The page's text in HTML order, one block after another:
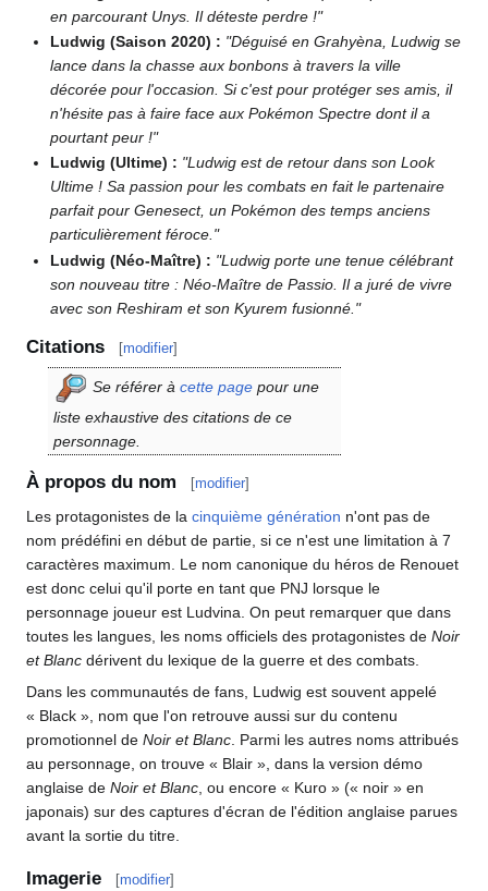
en parcourant Unys. Il déteste perdre !"
Ludwig (Saison 2020) : "Déguisé en Grahyèna, Ludwig se
lance dans la chasse aux bonbons à travers la ville
décorée pour l'occasion. Si c'est pour protéger ses amis, il
n'hésite pas à faire face aux Pokémon Spectre dont il a
pourtant peur !"
Ludwig (Ultime) : "Ludwig est de retour dans son Look
Ultime ! Sa passion pour les combats en fait le partenaire
parfait pour Genesect, un Pokémon des temps anciens
particulièrement féroce."
Ludwig (Néo-Maître) : "Ludwig porte une tenue célébrant
son nouveau titre : Néo-Maître de Passio. Il a juré de vivre
avec son Reshiram et son Kyurem fusionné."
Citations [modifier]
Se référer à cette page pour une
liste exhaustive des citations de ce
personnage.
À propos du nom [modifier]
Les protagonistes de la cinquième génération n'ont pas de
nom prédéfini en début de partie, si ce n'est une limitation à 7
caractères maximum. Le nom canonique du héros de Renouet
est donc celui qu'il porte en tant que PNJ lorsque le
personnage joueur est Ludvina. On peut remarquer que dans
toutes les langues, les noms officiels des protagonistes de Noir
et Blanc dérivent du lexique de la guerre et des combats.
Dans les communautés de fans, Ludwig est souvent appelé
« Black », nom que l'on retrouve aussi sur du contenu
promotionnel de Noir et Blanc . Parmi les autres noms attribués
au personnage, on trouve « Blair », dans la version démo
anglaise de Noir et Blanc , ou encore « Kuro » (« noir » en
japonais) sur des captures d'écran de l'édition anglaise parues
avant la sortie du titre.
Imagerie [modifier]